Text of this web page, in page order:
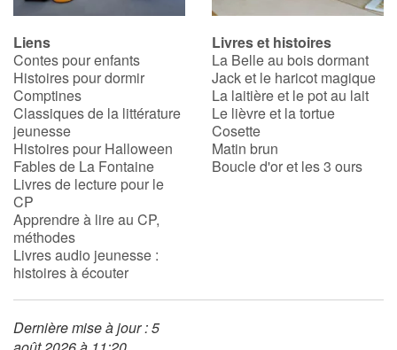
Blog
Actualités
Par thématique
Rencontres et témoignages
Contes d'ici et d'ailleurs
Autour de la lecture
Apprendre à lire
Livre audio
Liens
Contes pour enfants
Histoires pour dormir
Comptines
Classiques de la littérature
jeunesse
Histoires pour Halloween
Fables de La Fontaine
Livres de lecture pour le
CP
Apprendre à lire au CP,
méthodes
Livres audio jeunesse :
histoires à écouter
Livres et histoires
La Belle au bois dormant
Jack et le haricot magique
La laitière et le pot au lait
Le lièvre et la tortue
Cosette
Matin brun
Boucle d'or et les 3 ours
Dernière mise à jour : 5